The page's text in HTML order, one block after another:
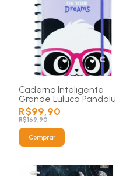
Caderno Inteligente
Grande Luluca Pandalu
R$99,90
R$169,90
Comprar